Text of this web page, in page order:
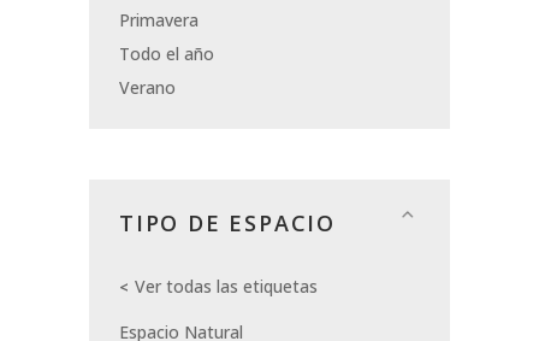
Primavera
Todo el año
Verano
TIPO DE ESPACIO
Ver todas las etiquetas
Espacio Natural